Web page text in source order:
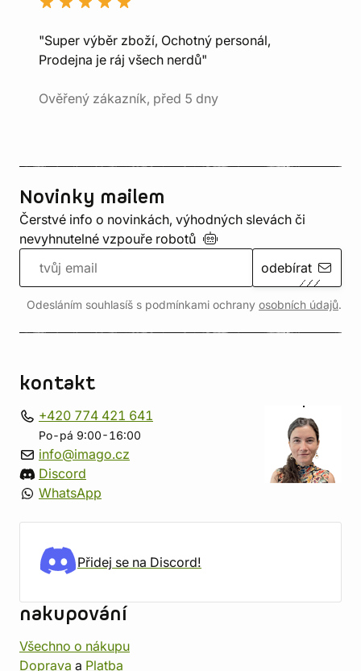
"Super výběr zboží, Ochotný personál,
Prodejna je ráj všech nerdů"
Ověřený zákazník, před 5 dny
Novinky mailem
Čerstvé info o novinkách, výhodných slevách či
nevyhnutelné vzpouře robotů
odebírat
Odesláním souhlasíš s podmínkami ochrany osobních údajů.
kontakt
+420 774 421 641
Po-pá 9:00-16:00
info@imago.cz
Discord
WhatsApp
Přidej se na Discord!
nakupování
Všechno o nákupu
Doprava a Platba